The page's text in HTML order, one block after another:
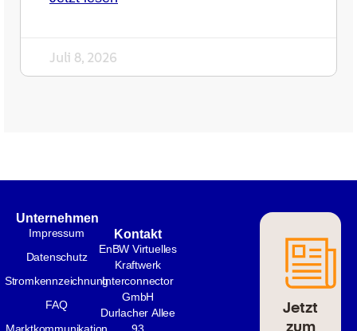
Juli 8, 2026
Unternehmen
Impressum
Datenschutz
Stromkennzeichnung
FAQ
Kontakt
EnBW Virtuelles
Kraftwerk
Interconnector
GmbH
Durlacher Allee
Jetzt
zum